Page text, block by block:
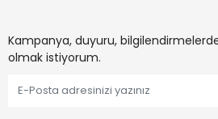
Kampanya, duyuru,
olmak istiyorum.